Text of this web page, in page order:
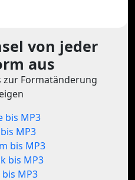
von jeder
aus
Formatänderung
bis MP3
MP3
bis MP3
bis MP3
MP3